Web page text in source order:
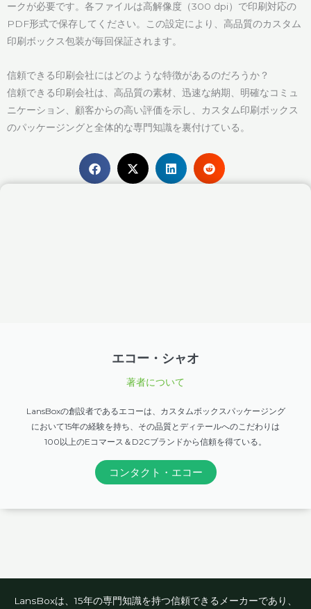
ークが必要です。各ファイルは高解像度（300 dpi）で印刷対応の
PDF形式で保存してください。この設定により、高品質のカスタム
印刷ボックス包装が毎回保証されます。
信頼できる印刷会社にはどのような特徴があるのだろうか？
信頼できる印刷会社は、高品質の素材、迅速な納期、明確なコミュ
ニケーション、顧客からの高い評価を示し、カスタム印刷ボックス
のパッケージングと全体的な専門知識を裏付けている。
エコー・シャオ
著者について
LansBoxの創設者であるエコーは、カスタムボックスパッケージング
において15年の経験を持ち、その品質とディテールへのこだわりは
100以上のEコマース＆D2Cブランドから信頼を得ている。
コンタクト・エコー
LansBoxは、15年の専門知識を持つ信頼できるメーカーであり、